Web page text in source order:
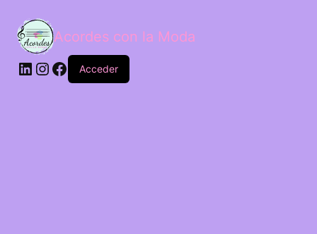
Acordes con la Moda
Acceder